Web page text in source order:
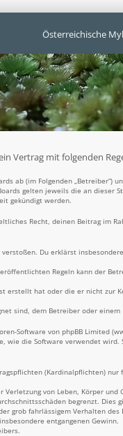
Österreichische
Vertrag mit folgenden
ab (im Folgenden
gelten jeweils die an dieser
gekündigt werden.
Recht, deinen Beitrag im
Du erklärst
Regeln kann der
hat oder die er nicht zur
sind, dem Betreiber oder einem
Software von phpBB Limited (
wie die Software verwendet
(Kardinalpflichten)
von Leben, Körper
begrenzt.
grob fahrlässigem Verhalten
entgangenen Gewinn.